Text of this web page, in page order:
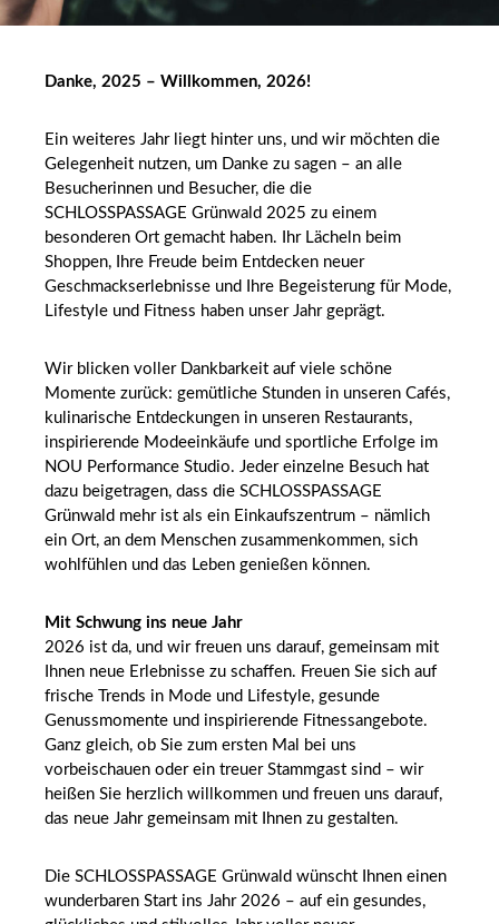
Danke, 2025 – Willkommen, 2026!
Ein weiteres Jahr liegt hinter uns, und wir möchten die
Gelegenheit nutzen, um Danke zu sagen – an alle
Besucherinnen und Besucher, die die
SCHLOSSPASSAGE Grünwald 2025 zu einem
besonderen Ort gemacht haben. Ihr Lächeln beim
Shoppen, Ihre Freude beim Entdecken neuer
Geschmackserlebnisse und Ihre Begeisterung für Mode,
Lifestyle und Fitness haben unser Jahr geprägt.
Wir blicken voller Dankbarkeit auf viele schöne
Momente zurück: gemütliche Stunden in unseren Cafés,
kulinarische Entdeckungen in unseren Restaurants,
inspirierende Modeeinkäufe und sportliche Erfolge im
NOU Performance Studio. Jeder einzelne Besuch hat
dazu beigetragen, dass die SCHLOSSPASSAGE
Grünwald mehr ist als ein Einkaufszentrum – nämlich
ein Ort, an dem Menschen zusammenkommen, sich
wohlfühlen und das Leben genießen können.
Mit Schwung ins neue Jahr
2026 ist da, und wir freuen uns darauf, gemeinsam mit
Ihnen neue Erlebnisse zu schaffen. Freuen Sie sich auf
frische Trends in Mode und Lifestyle, gesunde
Genussmomente und inspirierende Fitnessangebote.
Ganz gleich, ob Sie zum ersten Mal bei uns
vorbeischauen oder ein treuer Stammgast sind – wir
heißen Sie herzlich willkommen und freuen uns darauf,
das neue Jahr gemeinsam mit Ihnen zu gestalten.
Die SCHLOSSPASSAGE Grünwald wünscht Ihnen einen
wunderbaren Start ins Jahr 2026 – auf ein gesundes,